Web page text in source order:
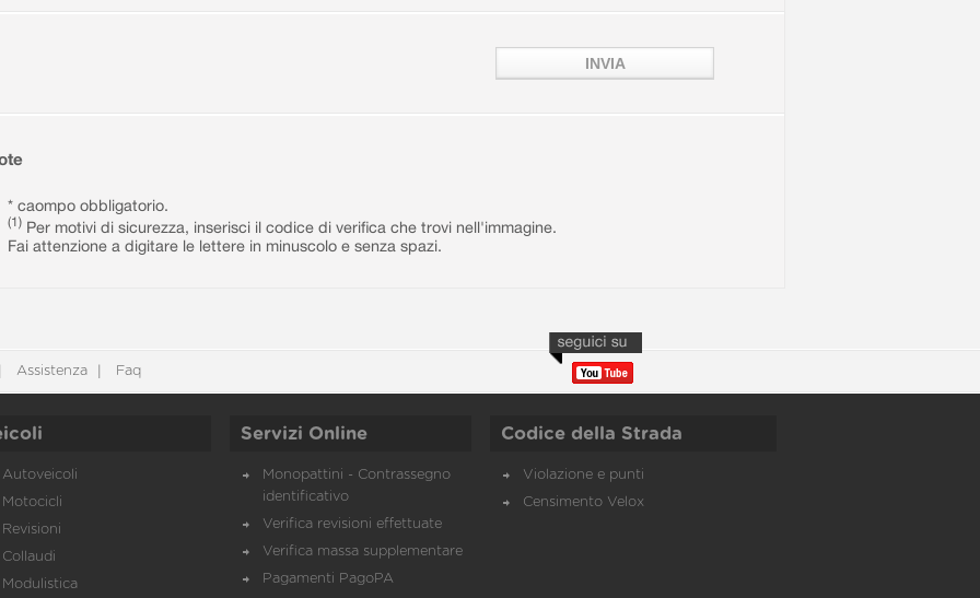
* caompo obbligatorio.
(1) Per motivi di sicurezza, inserisci il codice di verifica che trovi nell'immagine.
Fai attenzione a digitare le lettere in minuscolo e senza spazi.
Assistenza Faq
Autoveicoli
Motocicli
Revisioni
Collaudi
Modulistica
Servizi Online
Monopattini - Contrassegno
identificativo
Verifica revisioni effettuate
Verifica massa supplementare
Pagamenti PagoPA
Codice della Strada
Violazione e punti
Censimento Velox